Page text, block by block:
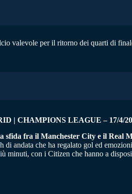
valevole per il ritorno dei quarti di
| CHAMPIONS LEAGUE – 17/4/
sfida fra il Manchester City e il Real
andata che ha regalato gol ed
minuti, con i Citizen che hanno a